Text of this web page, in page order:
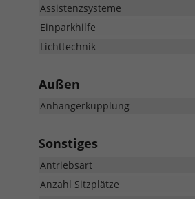
Assistenzsysteme
Einparkhilfe
Lichttechnik
Außen
Anhängerkupplung
Sonstiges
Antriebsart
Anzahl Sitzplätze